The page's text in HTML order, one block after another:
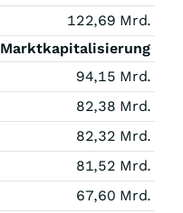
122,69 Mrd.
Marktkapitalisierung
94,15 Mrd.
82,38 Mrd.
82,32 Mrd.
81,52 Mrd.
67,60 Mrd.